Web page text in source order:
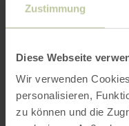
Zustimmung
Diese Webseite
Wir verwenden
personalisieren,
zu können und die
Ervaar het
en ontdek wat dit
Niet geschikt voor
Samen met de
doven/